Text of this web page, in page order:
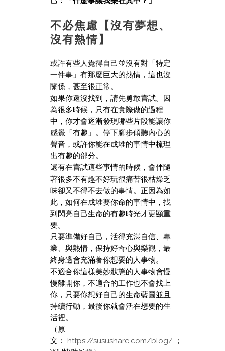
不必焦慮【沒有夢想、
沒有熱情】
或許有些人覺得自己並沒有對「特定
一件事」有那麼巨大的熱情，這也沒
關係，甚至很正常。
如果你還沒找到，請先勇敢嘗試。因
為很多時候，只有在實際做的過程
中，你才會逐漸發現哪些片段能讓你
感覺「有趣」。停下腳步傾聽內心的
聲音，或許你能在成堆的事情中梳理
出有趣的部分。
還有在嘗試這些事情的時候，會伴隨
著很多不有趣不好玩很痛苦很枯燥乏
味卻又不得不去做的事情。正因為如
此，如何在成堆要你命的事情中，找
到閃亮自己生命的有趣時光才更顯重
要。
只要準備好自己，活得充滿自信、專
業、與熱情，保持好奇心與樂觀，最
終身邊會充滿著你想要的人事物。
不適合你這樣美妙狀態的人事物會慢
慢離開你，不適合的工作也不會找上
你，只要你想好自己的生命藍圖並且
持續行動，最後你就會活在想要的生
活裡。
（原
文： https://susushare.com/blog/ ；